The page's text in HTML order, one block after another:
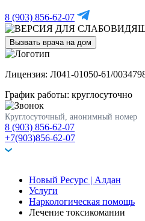
8 (903) 856-62-07
Вызвать врача на дом
Лицензия: Л041-01050-61/
График работы: круглосуточно
Круглосуточный, анонимный номер
8 (903) 856-62-07
+7(903)856-62-07
Новый Ресурс | Алдан
Услуги
Наркологическая помощь
Лечение токсикомании